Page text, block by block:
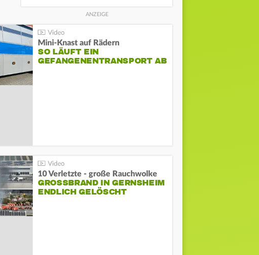
Mini-Knast auf Rädern
SO LÄUFT EIN
GEFANGENENTRANSPORT AB
10 Verletzte - große Rauchwolke
GROSSBRAND IN GERNSHEIM E
NDLICH GELÖSCHT